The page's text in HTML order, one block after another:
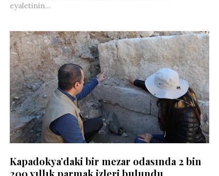
eyaletinin...
Kapadokya’daki bir mezar odasında 2 bin